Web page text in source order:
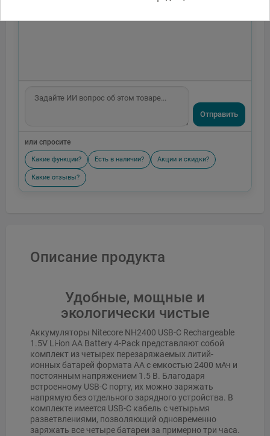
Отправить
или спросите
Какие функции? Есть в наличии? Акции и скидки?
Какие отзывы?
Описание продукта
Удобные, мощные и
экологически чистые
Аккумуляторы Nitecore NH2400 USB-C Rechargeable
1.5V Li-ion AA Battery 4-Pack представляют собой
комплект из четырех перезаряжаемых литий-
ионных батарей формата AA с емкостью 2400 мАч и
постоянным напряжением 1.5 В. Благодаря
встроенному USB-C порту, их можно заряжать
напрямую без отдельного зарядного устройства. В
комплекте имеется USB-C кабель с четырьмя
разветвлениями, позволяющий одновременно
заряжать все четыре батареи за примерно три часа.